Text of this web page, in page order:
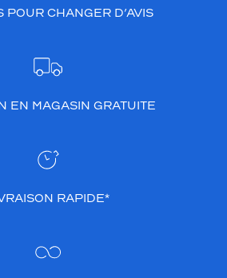
POUR CHANGER D’AVIS
EN MAGASIN GRATUITE
RAPIDE*